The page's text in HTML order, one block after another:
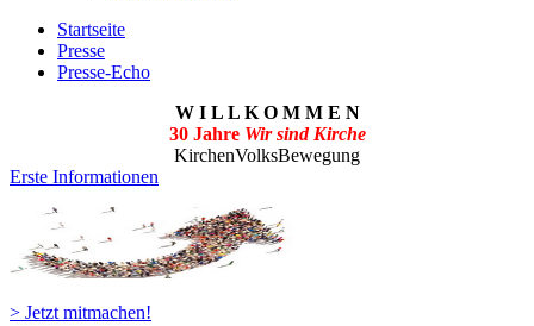
Startseite
Presse
Presse-Echo
W I L L K O M M E N
30 Jahre Wir sind Kirche
KirchenVolksBewegung
Erste Informationen
> Jetzt mitmachen!